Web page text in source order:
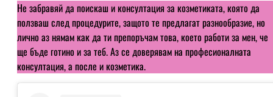
Не забравяй да поискаш и консултация за козметиката, която да
ползваш след процедурите, защото те предлагат разнообразие, но
лично аз нямам как да ти препоръчам това, което работи за мен, че
ще бъде готино и за теб. Аз се доверявам на професионалната
консултация, а после и козметика.